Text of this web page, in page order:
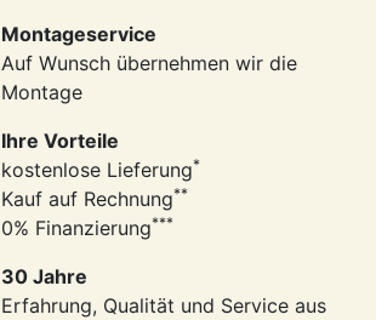
Montageservice
Auf Wunsch übernehmen wir die
Montage
Ihre Vorteile
kostenlose Lieferung*
Kauf auf Rechnung**
0% Finanzierung***
30 Jahre
Erfahrung, Qualität und Service aus